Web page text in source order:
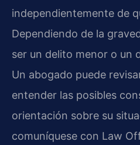
independientemente de
Dependiendo de la
ser un delito menor o un
Un abogado puede
entender las posibles
orientación sobre su
comuníquese con Law